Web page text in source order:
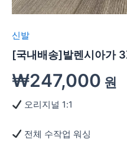
신발
[국내배송]발렌시아가
₩247,000 원
오리지널 1:1
전체 수작업 워싱